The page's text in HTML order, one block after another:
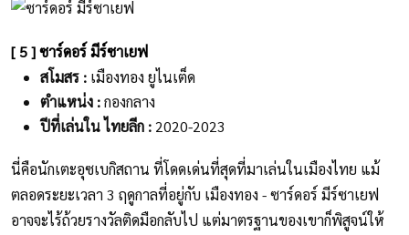
[ 5 ] ซาร์ดอร์ มีร์ซาเยฟ
สโมสร : เมืองทอง ยูไนเต็ด
ตำแหน่ง :กองกลาง
ปีที่เล่นใน ไทยลีก :2020-2023
นี่คือนักเตะอุซเบกิสถาน ที่โดดเด่นที่สุดที่มาเล่นในเมืองไทย แม้
ตลอดระยะเวลา 3 ฤดูกาลที่อยู่กับ เมืองทอง - ซาร์ดอร์ มีร์ซาเยฟ
อาจจะไร้ถ้วยรางวัลติดมือกลับไป แต่มาตรฐานของเขาก็พิสูจน์ให้